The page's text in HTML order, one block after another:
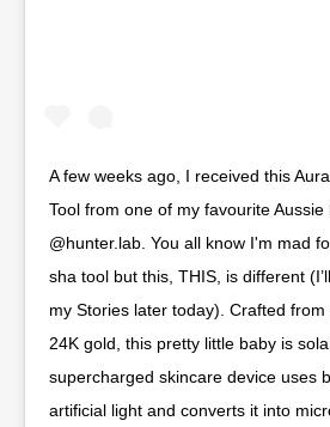
A few weeks ago, I received this
Tool from one of my favourite Aussie
@hunter.lab. You all know I'm mad
sha tool but this, THIS, is different
my Stories later today). Crafted
24K gold, this pretty little baby is
supercharged skincare device uses
artificial light and converts it into